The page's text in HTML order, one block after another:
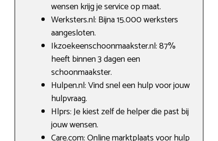
wensen krijg je service op maat.
Werksters.nl: Bijna 15.000 werksters
aangesloten.
Ikzoekeenschoonmaakster.nl: 87%
heeft binnen 3 dagen een
schoonmaakster.
Hulpen.nl: Vind snel een hulp voor jouw
hulpvraag.
Hlprs: Je kiest zelf de helper die past bij
jouw wensen.
Care.com: Online marktplaats voor hulp